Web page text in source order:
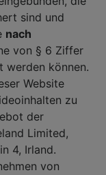
sind und
nach
von § 6 Ziffer
werden können.
Website
zu
der
Limited,
4, Irland.
von